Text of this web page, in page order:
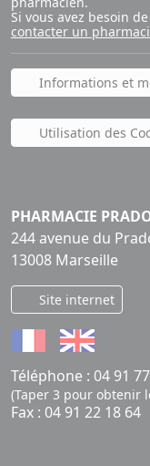
Si vous avez besoin
contacter un
Informations et
Utilisation des
PHARMACIE
244 avenue du
13008 Marseille
Site internet
Téléphone : 04 91
(Taper 3 pour obtenir
Fax : 04 91 22 18 64